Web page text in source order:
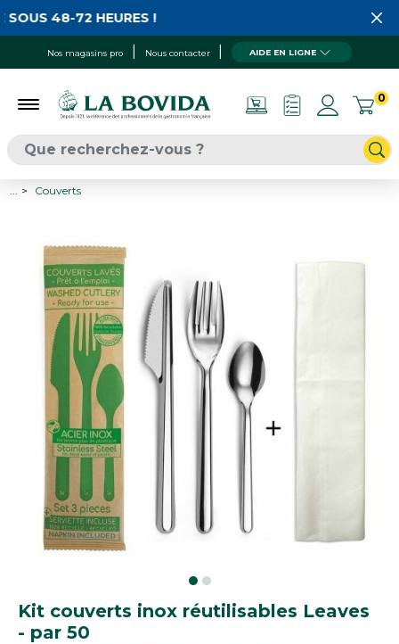
Nos magasins pro Nous contacter AIDE EN LIGNE
0
48-72 HEURES !
Couverts
Kit couverts inox réutilisables Leaves
- par 50